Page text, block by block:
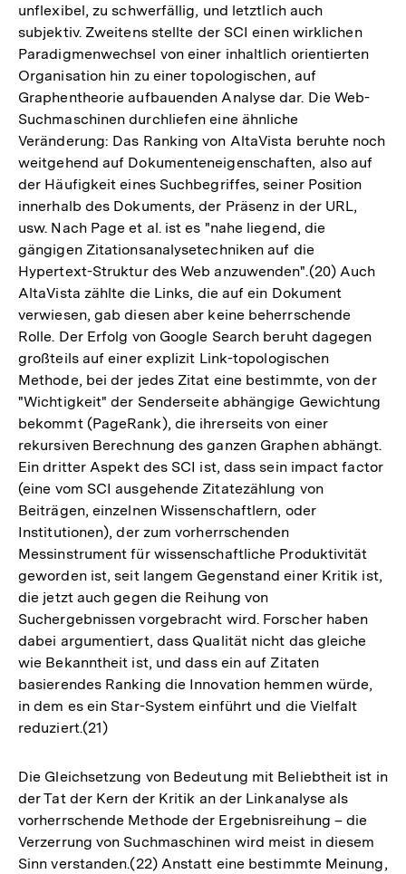
unflexibel, zu schwerfällig, und letztlich auch
subjektiv. Zweitens stellte der SCI einen wirklichen
Paradigmenwechsel von einer inhaltlich orientierten
Organisation hin zu einer topologischen, auf
Graphentheorie aufbauenden Analyse dar. Die Web-
Suchmaschinen durchliefen eine ähnliche
Veränderung: Das Ranking von AltaVista beruhte noch
weitgehend auf Dokumenteneigenschaften, also auf
der Häufigkeit eines Suchbegriffes, seiner Position
innerhalb des Dokuments, der Präsenz in der URL,
usw. Nach Page et al. ist es "nahe liegend, die
gängigen Zitationsanalysetechniken auf die
Hypertext-Struktur des Web anzuwenden".(20) Auch
AltaVista zählte die Links, die auf ein Dokument
verwiesen, gab diesen aber keine beherrschende
Rolle. Der Erfolg von Google Search beruht dagegen
großteils auf einer explizit Link-topologischen
Methode, bei der jedes Zitat eine bestimmte, von der
"Wichtigkeit" der Senderseite abhängige Gewichtung
bekommt (PageRank), die ihrerseits von einer
rekursiven Berechnung des ganzen Graphen abhängt.
Ein dritter Aspekt des SCI ist, dass sein impact factor
(eine vom SCI ausgehende Zitatezählung von
Beiträgen, einzelnen Wissenschaftlern, oder
Institutionen), der zum vorherrschenden
Messinstrument für wissenschaftliche Produktivität
geworden ist, seit langem Gegenstand einer Kritik ist,
die jetzt auch gegen die Reihung von
Suchergebnissen vorgebracht wird. Forscher haben
dabei argumentiert, dass Qualität nicht das gleiche
wie Bekanntheit ist, und dass ein auf Zitaten
basierendes Ranking die Innovation hemmen würde,
in dem es ein Star-System einführt und die Vielfalt
reduziert.(21)
Die Gleichsetzung von Bedeutung mit Beliebtheit ist in
der Tat der Kern der Kritik an der Linkanalyse als
vorherrschende Methode der Ergebnisreihung – die
Verzerrung von Suchmaschinen wird meist in diesem
Sinn verstanden.(22) Anstatt eine bestimmte Meinung,